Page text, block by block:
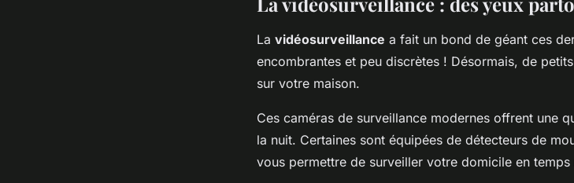
La vidéosurveillance a fait un bond de géant ces
encombrantes et peu discrètes ! Désormais, de
sur votre maison.
Ces caméras de surveillance modernes offrent une
la nuit. Certaines sont équipées de détecteurs de
vous permettre de surveiller votre domicile en